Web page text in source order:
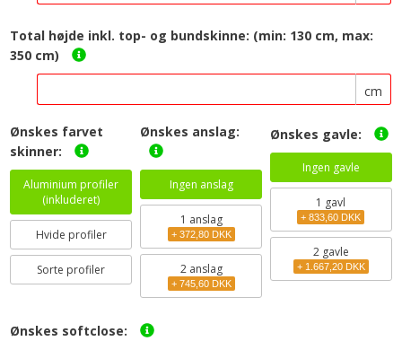
Total højde inkl. top- og bundskinne: (min: 130 cm, max:
350 cm)
cm
Ønskes farvet
skinner:
Aluminium profiler
(inkluderet)
Hvide profiler
Sorte profiler
Ønskes anslag:
Ingen anslag
1 anslag
+ 372,80 DKK
2 anslag
+ 745,60 DKK
Ønskes gavle:
Ingen gavle
1 gavl
+ 833,60 DKK
2 gavle
+ 1.667,20 DKK
Ønskes softclose: